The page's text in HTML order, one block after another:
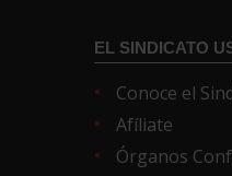
EL SINDICATO
Conoce el
Afíliate
Órganos